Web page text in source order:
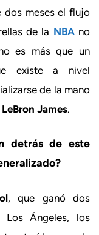
dos meses el flujo
de la NBAno
es más que un
existe a nivel
de la mano
LeBron James.
detrás de este
, que ganó dos
Los Ángeles, los